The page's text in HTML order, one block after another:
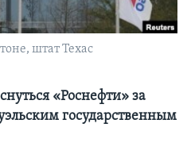
штат Техас
«Роснефти» за
государственным